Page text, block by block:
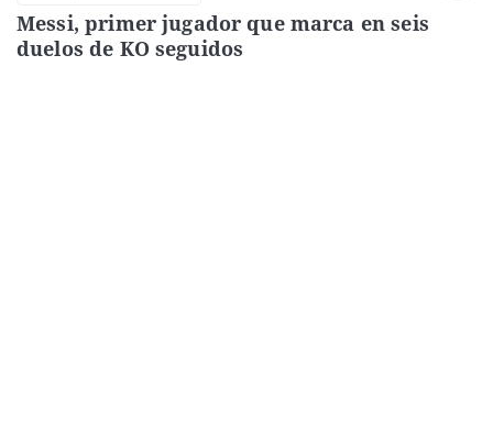
Messi, primer jugador que marca en seis
duelos de KO seguidos